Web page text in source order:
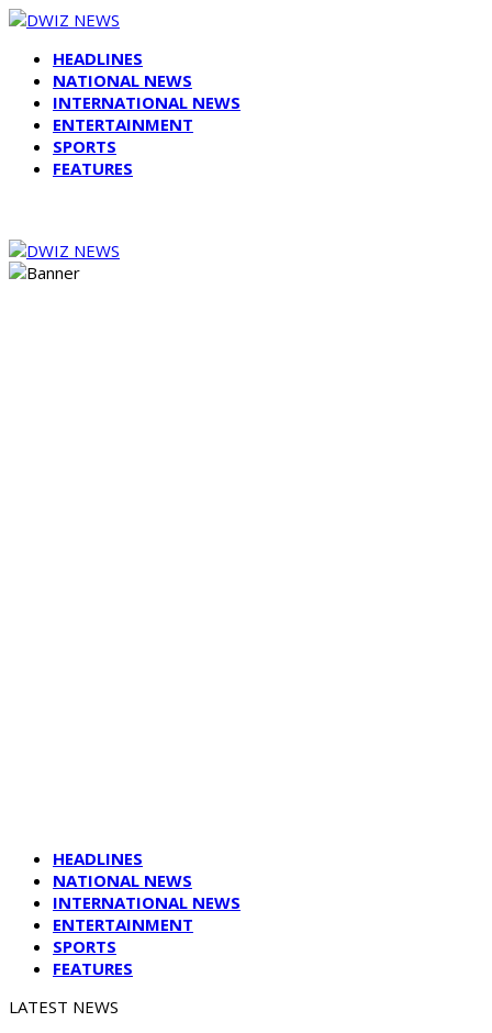
HEADLINES
NATIONAL NEWS
INTERNATIONAL NEWS
ENTERTAINMENT
SPORTS
FEATURES
HEADLINES
NATIONAL NEWS
INTERNATIONAL NEWS
ENTERTAINMENT
SPORTS
FEATURES
LATEST NEWS